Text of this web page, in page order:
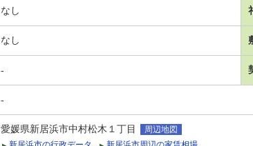
なし
なし
-
-
愛媛県新居浜市中村松木１丁目
周辺地図